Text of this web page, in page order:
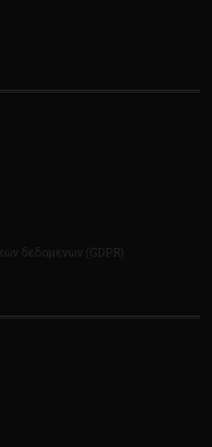
δεδομένων (GDPR)